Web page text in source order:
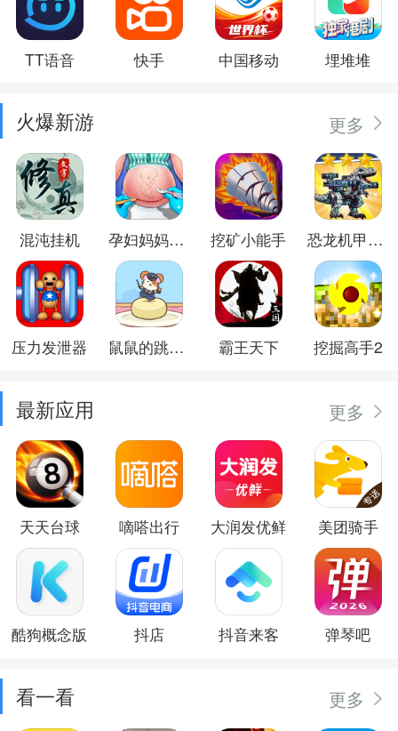
TT语音 快手 中国移动 埋堆堆
火爆新游 更多
混沌挂机 孕妇妈妈日记 挖矿小能手 恐龙机甲射手
压力发泄器 鼠鼠的跳跃冒险 霸王天下 挖掘高手2
最新应用 更多
天天台球 嘀嗒出行 大润发优鲜 美团骑手
酷狗概念版 抖店 抖音来客 弹琴吧
看一看 更多